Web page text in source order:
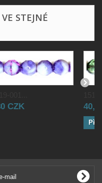
STEJNÉ
CZK